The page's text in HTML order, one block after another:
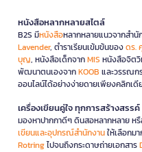
หนังสือหลากหลายสไตล์
B2S มีหนังสือหลากหลายแนวจากสำ
Lavender, ตำราเรียนเข้มข้นของดร.
บุญ, หนังสือเด็กจากMIS หนังสือจิตวิ
พัฒนาตนเองจากKOOB และวรรณก
ออนไลน์ได้อย่างง่ายดายเพียงคลิกเดี
เครื่องเขียนคู่ใจ ทุกการสร้างสรรค์
มองหาปากกาดีๆ ดินสอหลากหลาย ห
เขียนและอุปกรณ์สำนักงานให้เลือกม
Rotringไปจนถึงกระดาษถ่ายเอกสาร